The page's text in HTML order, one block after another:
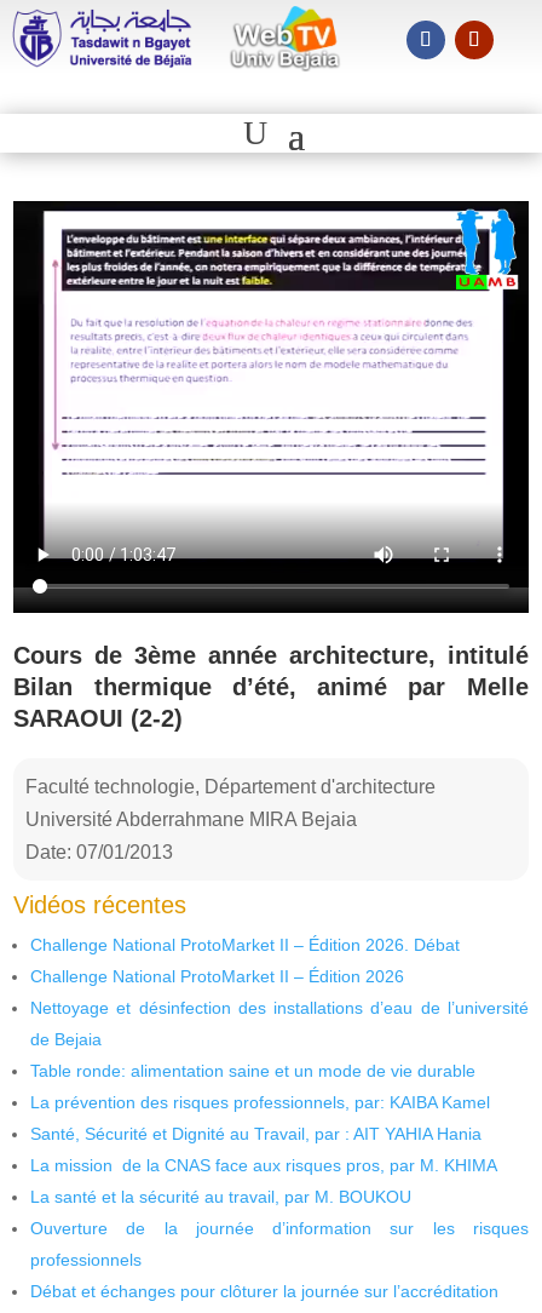
Cours de 3ème année architecture, intitulé
Bilan thermique d’été, animé par Melle
SARAOUI (2-2)
Faculté technologie, Département d'architecture
Université Abderrahmane MIRA Bejaia
Date: 07/01/2013
Vidéos récentes
Challenge National ProtoMarket II – Édition 2026. Débat
Challenge National ProtoMarket II – Édition 2026
Nettoyage et désinfection des installations d’eau de l’université
de Bejaia
Table ronde: alimentation saine et un mode de vie durable
La prévention des risques professionnels, par: KAIBA Kamel
Santé, Sécurité et Dignité au Travail, par : AIT YAHIA Hania
La mission de la CNAS face aux risques pros, par M. KHIMA
La santé et la sécurité au travail, par M. BOUKOU
Ouverture de la journée d’information sur les risques
professionnels
Débat et échanges pour clôturer la journée sur l’accréditation